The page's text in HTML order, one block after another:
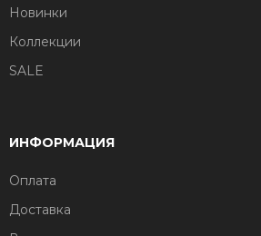
Новинки
Коллекции
SALE
ИНФОРМАЦИЯ
Оплата
Доставка